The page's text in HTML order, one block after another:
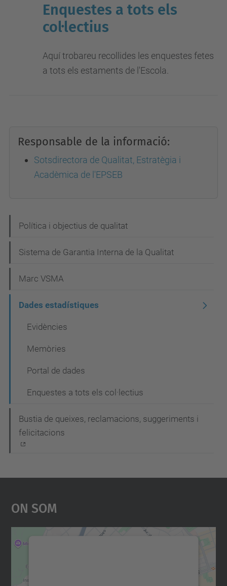
Enquestes a tots els
col·lectius
Aquí trobareu recollides les enquestes fetes
a tots els estaments de l'Escola.
Responsable de la informació:
Sotsdirectora de Qualitat, Estratègia i
Acadèmica de l'EPSEB
a
v
g
Política i objectius de qualitat
Sistema de Garantia Interna de la Qualitat
Marc VSMA
Dades estadístiques
Evidències
Memòries
Portal de dades
Enquestes a tots els col·lectius
Bustia de queixes, reclamacions, suggeriments i
felicitacions
On Som